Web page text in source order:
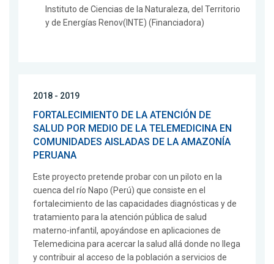
Instituto de Ciencias de la Naturaleza, del Territorio
y de Energías Renov(INTE) (Financiadora)
2018 - 2019
FORTALECIMIENTO DE LA ATENCIÓN DE
SALUD POR MEDIO DE LA TELEMEDICINA EN
COMUNIDADES AISLADAS DE LA AMAZONÍA
PERUANA
Este proyecto pretende probar con un piloto en la
cuenca del río Napo (Perú) que consiste en el
fortalecimiento de las capacidades diagnósticas y de
tratamiento para la atención pública de salud
materno-infantil, apoyándose en aplicaciones de
Telemedicina para acercar la salud allá donde no llega
y contribuir al acceso de la población a servicios de